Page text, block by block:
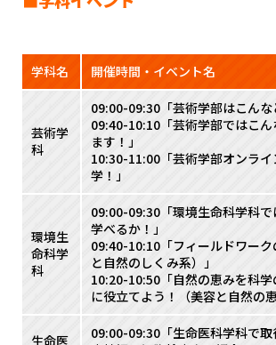
学科名 開催時間・イベント名
芸術学
科
09:00-09:30「芸術学部はこんな
09:40-10:10「芸術学部ではこん
ます！」
10:30-11:00「芸術学部オンラ
学！」
環境生
命科学
科
09:00-09:30「環境生命科学科
学べるか！」
09:40-10:10「フィールドワー
と自然のしくみ系）」
10:20-10:50「自然の恵みを科
に役立てよう！（美容と自然の恵
生命医
09:00-09:30「生命医科学科で